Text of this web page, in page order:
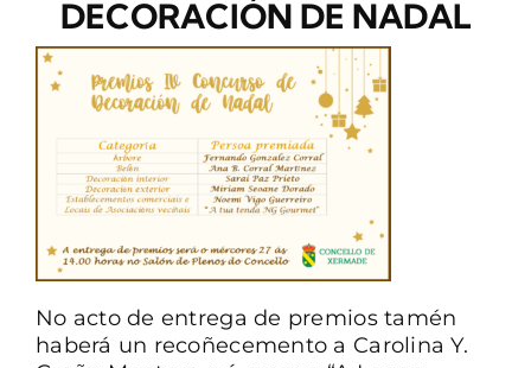
CONTACTO
DECORACIÓN DE NADAL
No acto de entrega de premios tamén
haberá un recoñecemento a Carolina Y.